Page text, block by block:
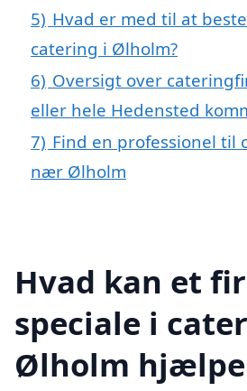
5) Hvad er med til at
catering i Ølholm?
6) Oversigt over
eller hele Hedensted
7) Find en professionel til
nær Ølholm
Hvad kan et
speciale i
Ølholm hjælpe